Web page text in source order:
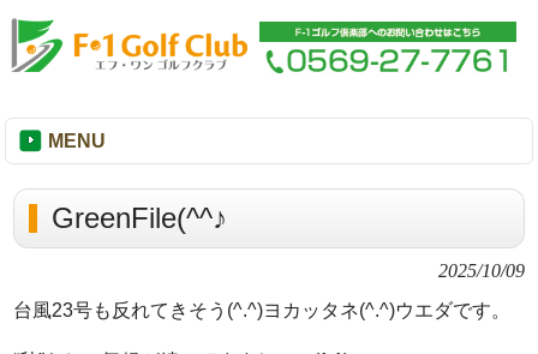
MENU
GreenFile(^^♪
2025/10/09
台風23号も反れてきそう(^.^)ヨカッタネ(^.^)ウエダです。